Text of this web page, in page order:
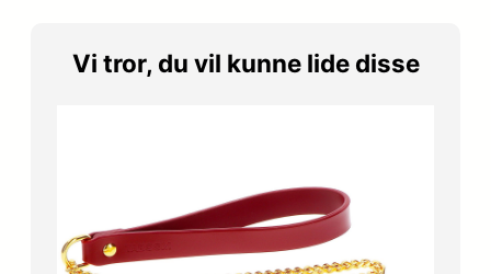
Vi tror, du vil kunne lide disse